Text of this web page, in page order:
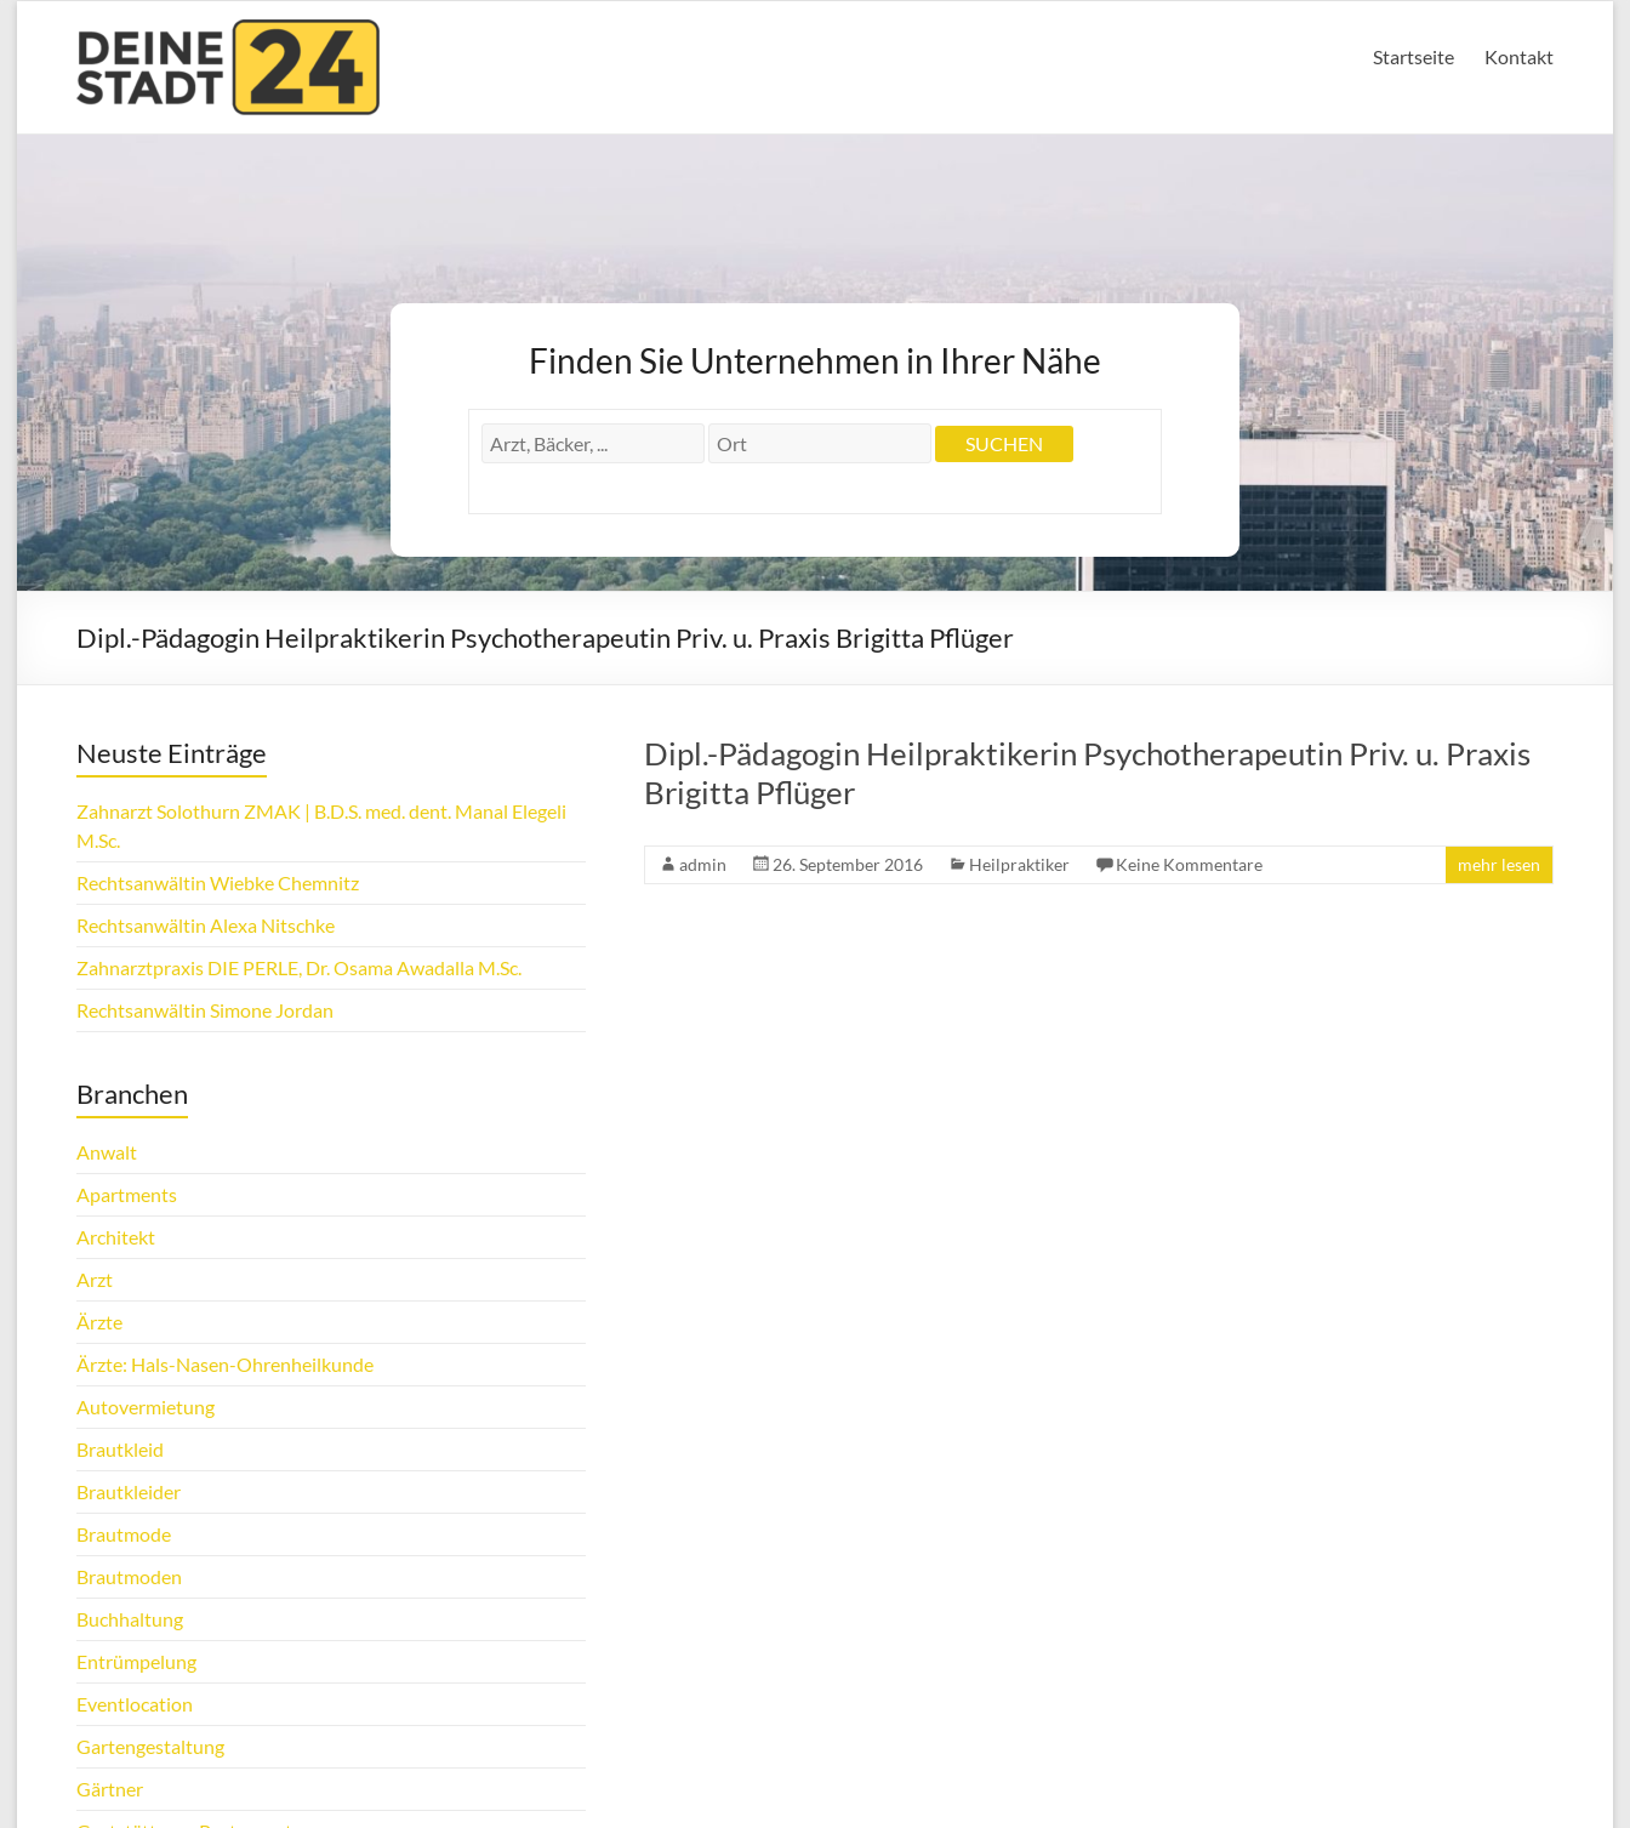
Startseite Kontakt
Dipl.-Pädagogin Heilpraktikerin Psychotherapeutin Priv. u. Praxis Brigitta Pflüger
Finden Sie Unternehmen in Ihrer Nähe
Dipl.-Pädagogin Heilpraktikerin Psychotherapeutin Priv. u. Praxis
Brigitta Pflüger
admin 26. September 2016 Heilpraktiker Keine Kommentare mehr lesen
Neuste Einträge
Zahnarzt Solothurn ZMAK | B.D.S. med. dent. Manal Elegeli
M.Sc.
Rechtsanwältin Wiebke Chemnitz
Rechtsanwältin Alexa Nitschke
Zahnarztpraxis DIE PERLE, Dr. Osama Awadalla M.Sc.
Rechtsanwältin Simone Jordan
Branchen
Anwalt
Apartments
Architekt
Arzt
Ärzte
Ärzte: Hals-Nasen-Ohrenheilkunde
Autovermietung
Brautkleid
Brautkleider
Brautmode
Brautmoden
Buchhaltung
Entrümpelung
Eventlocation
Gartengestaltung
Gärtner